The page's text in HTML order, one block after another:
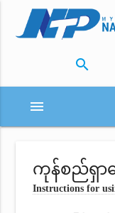
search
menu
ကုန်စည်ရှာဖွ
Instructions for